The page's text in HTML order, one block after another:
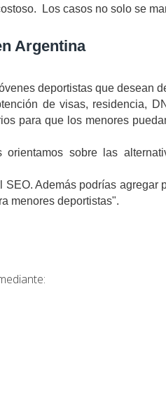
Los casos no solo se
Argentina
deportistas que desean
de visas, residencia,
para que los menores
sobre las
Además podrías agregar
menores deportistas".